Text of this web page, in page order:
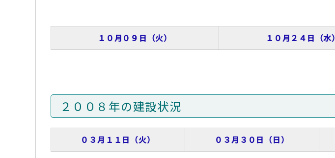
１０月０９日（火） １０月２４日（水）
２００８年の建設状況
０３月１１日（火） ０３月３０日（日）